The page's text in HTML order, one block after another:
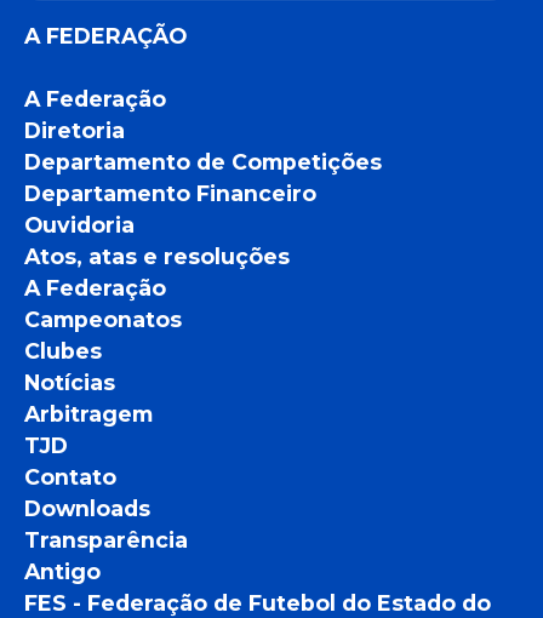
A FEDERAÇÃO
A Federação
Diretoria
Departamento de Competições
Departamento Financeiro
Ouvidoria
Atos, atas e resoluções
A Federação
Campeonatos
Clubes
Notícias
Arbitragem
TJD
Contato
Downloads
Transparência
Antigo
FES - Federação de Futebol do Estado do